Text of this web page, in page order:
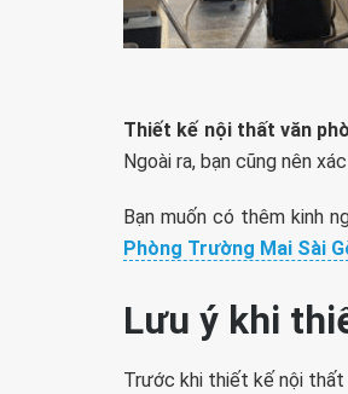
Thiết kế nội thất văn
Ngoài ra, bạn cũng nên
Bạn muốn có thêm kinh
Phòng Trường Mai Sài
Lưu ý khi
Trước khi thiết kế nội thất